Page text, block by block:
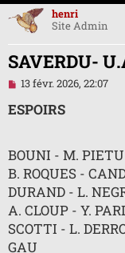
henri
Site Admin
SAVERDU-
M
s
s
e
n
o
n
u
13 févr. 2026, 22:07
ESPOIRS
BOUNI - M.
B. ROQUES -
DURAND - L.
A. CLOUP - Y.
SCOTTI - L.
GAU